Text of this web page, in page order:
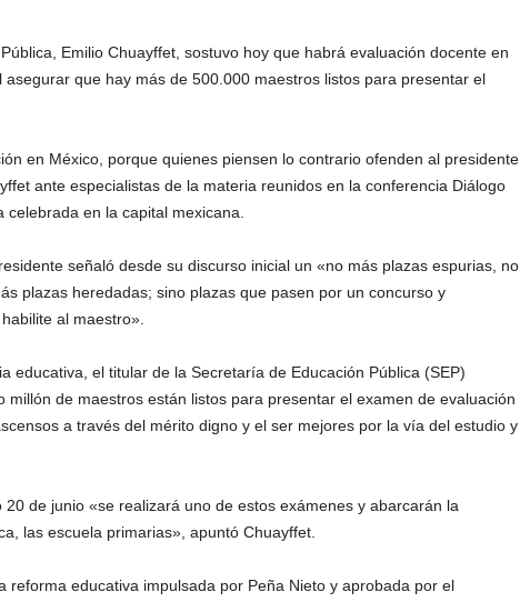
Emilio Chuayffet, sostuvo hoy que habrá evaluación docente en
asegurar que hay más de 500.000 maestros listos para presentar el
en México, porque quienes piensen lo contrario ofenden al presidente
ante especialistas de la materia reunidos en la conferencia Diálogo
en la capital mexicana.
señaló desde su discurso inicial un «no más plazas espurias, no
plazas heredadas; sino plazas que pasen por un concurso y
al maestro».
educativa, el titular de la Secretaría de Educación Pública (SEP)
millón de maestros están listos para presentar el examen de evaluación
a través del mérito digno y el ser mejores por la vía del estudio y
de junio «se realizará uno de estos exámenes y abarcarán la
las escuela primarias», apuntó Chuayffet.
reforma educativa impulsada por Peña Nieto y aprobada por el